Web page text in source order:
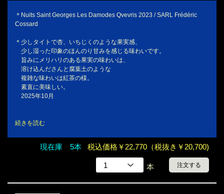
＊Nuits Saint Georges Les Damodes Qvevris 2023 / SARL Frédéric
Cossard
＊少しタイトで杏、いちじくのような果実感、
少し湿った印象のほんのり甘みを感じる味わいです。
旨みにメリハリのある果実の味わいは、
溶け込んださんと腐葉土のような
複雑な味わいは紅茶の様。
素直に美味しい。
2025年10月
続きを読む
現在庫 5本 税込価格￥22,770（税抜き￥20,700)
本 注文する